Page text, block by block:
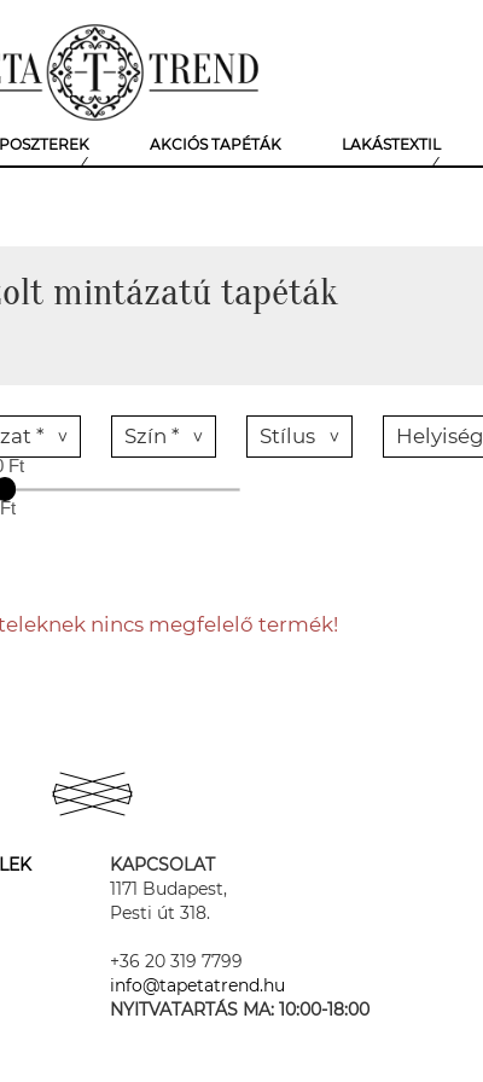
AKCIÓS TAPÉTÁK LAKÁSTEXTIL
mintázatú tapéták
* Szín * Stílus Helyiség
Ft
nincs megfelelő termék!
KAPCSOLAT
1171 Budapest,
Pesti út 318.
+36 20 319 7799
info@tapetatrend.hu
NYITVATARTÁS MA: 10:00-18:00